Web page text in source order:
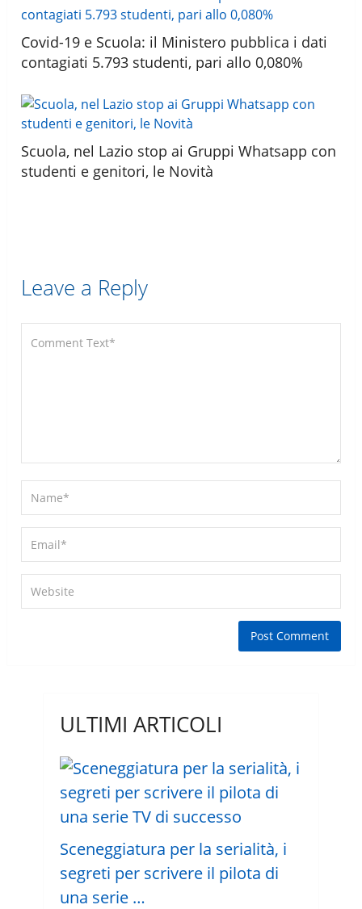
Covid-19 e Scuola: il Ministero pubblica i dati
contagiati 5.793 studenti, pari allo 0,080%
Scuola, nel Lazio stop ai Gruppi Whatsapp con
studenti e genitori, le Novità
Leave a Reply
ULTIMI ARTICOLI
Sceneggiatura per la serialità, i
segreti per scrivere il pilota di
una serie …